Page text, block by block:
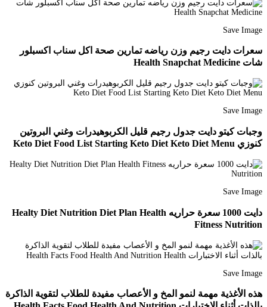
Save Image
سعرات دايت رجيم وزن رياضه تمارين صحة اكل سناب اكسبلور
شات Health Snapchat Medicine
Save Image
وجبات كيتو دايت جدول رجيم قليل الكربوهيدرات وغني البروتين
كنوزي Keto Diet Food List Starting Keto Diet Keto Diet Menu
Save Image
دايت 1000 سعرة حراريه Healty Diet Nutrition Diet Plan Health
Fitness Nutrition
Save Image
هذه الأغذية مهمة لنمو المخ و الأعصاب مفيدة للطلاب لتقوية الذاكرة